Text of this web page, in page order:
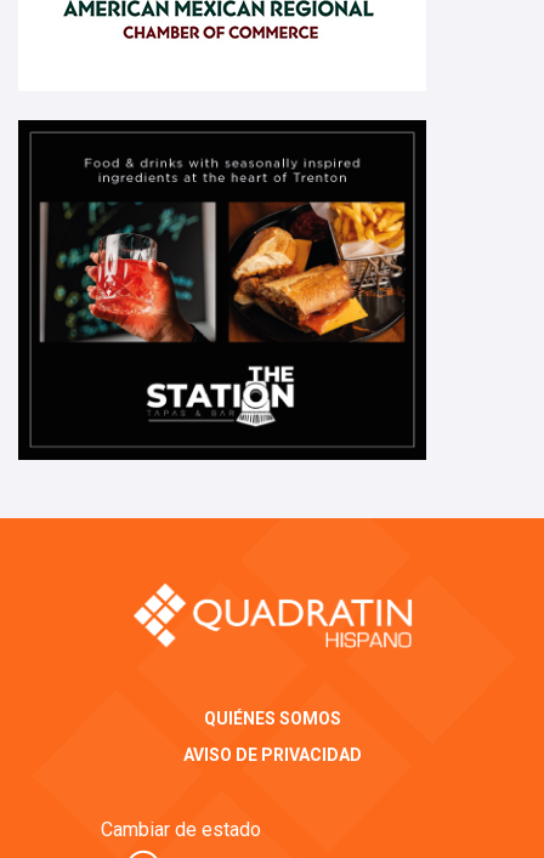
QUIÉNES SOMOS
AVISO DE PRIVACIDAD
Cambiar de estado